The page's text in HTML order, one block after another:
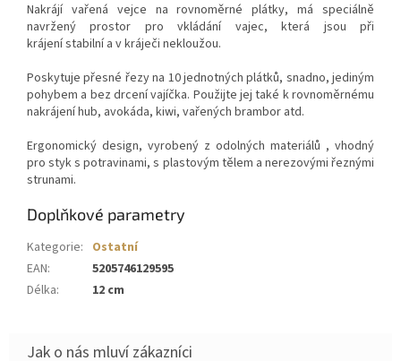
Nakrájí vařená vejce na rovnoměrné plátky, má speciálně
navržený prostor pro vkládání vajec, která jsou při
krájení stabilní a v kráječi nekloužou.
Poskytuje přesné řezy na 10 jednotných plátků, snadno, jediným
pohybem a bez drcení vajíčka. Použijte jej také k rovnoměrnému
nakrájení hub, avokáda, kiwi, vařených brambor atd.
Ergonomický design, vyrobený z odolných materiálů , vhodný
pro styk s potravinami, s plastovým tělem a nerezovými řeznými
strunami.
Doplňkové parametry
Kategorie: Ostatní
EAN:
5205746129595
Délka: 12 cm